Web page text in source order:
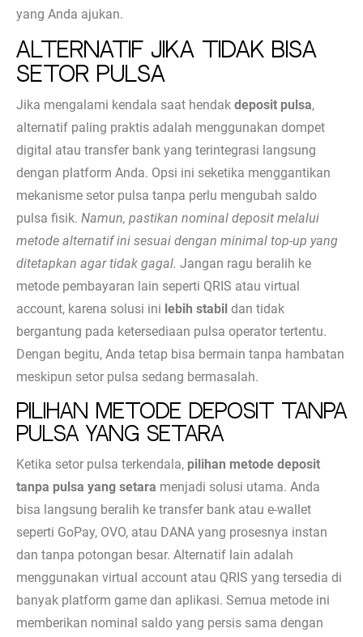
yang Anda ajukan.
Alternatif jika Tidak Bisa
Setor Pulsa
Jika mengalami kendala saat hendak deposit pulsa,
alternatif paling praktis adalah menggunakan dompet
digital atau transfer bank yang terintegrasi langsung
dengan platform Anda. Opsi ini seketika menggantikan
mekanisme setor pulsa tanpa perlu mengubah saldo
pulsa fisik. Namun, pastikan nominal deposit melalui
metode alternatif ini sesuai dengan minimal top-up yang
ditetapkan agar tidak gagal. Jangan ragu beralih ke
metode pembayaran lain seperti QRIS atau virtual
account, karena solusi ini lebih stabil dan tidak
bergantung pada ketersediaan pulsa operator tertentu.
Dengan begitu, Anda tetap bisa bermain tanpa hambatan
meskipun setor pulsa sedang bermasalah.
Pilihan Metode Deposit Tanpa
Pulsa yang Setara
Ketika setor pulsa terkendala, pilihan metode deposit
tanpa pulsa yang setara menjadi solusi utama. Anda
bisa langsung beralih ke transfer bank atau e-wallet
seperti GoPay, OVO, atau DANA yang prosesnya instan
dan tanpa potongan besar. Alternatif lain adalah
menggunakan virtual account atau QRIS yang tersedia di
banyak platform game dan aplikasi. Semua metode ini
memberikan nominal saldo yang persis sama dengan